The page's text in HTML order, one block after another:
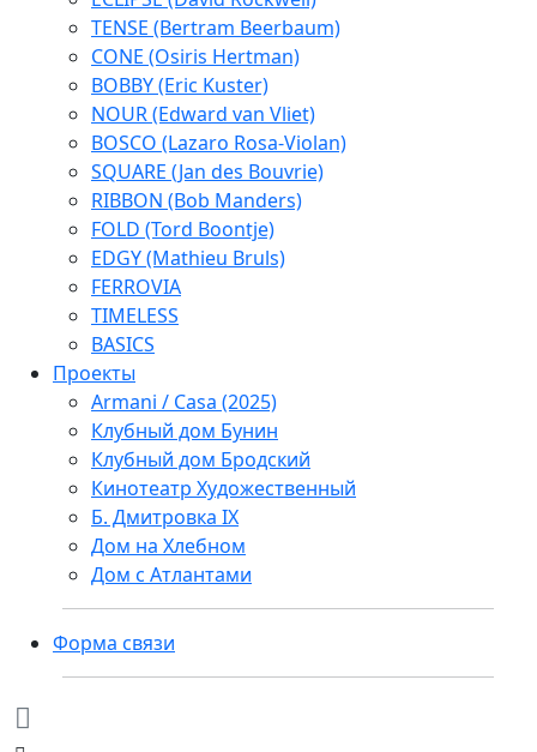
TENSE (Bertram Beerbaum)
CONE (Osiris Hertman)
BOBBY (Eric Kuster)
NOUR (Edward van Vliet)
BOSCO (Lazaro Rosa-Violan)
SQUARE (Jan des Bouvrie)
RIBBON (Bob Manders)
FOLD (Tord Boontje)
EDGY (Mathieu Bruls)
FERROVIA
TIMELESS
BASICS
Проекты
Armani / Casa (2025)
Клубный дом Бунин
Клубный дом Бродский
Кинотеатр Художественный
Б. Дмитровка IX
Дом на Хлебном
Дом с Атлантами
Форма связи